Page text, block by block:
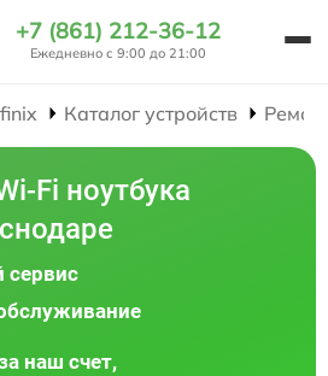
+7 (861) 212-36-12
Ежедневно с 9:00 до 21:00
Каталог устройств
Fi ноутбука
наш счет,